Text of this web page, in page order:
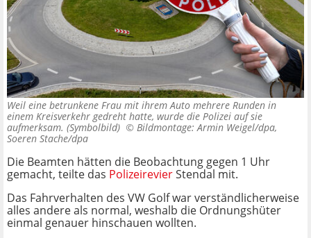
Weil eine betrunkene Frau mit ihrem Auto mehrere Runden in
einem Kreisverkehr gedreht hatte, wurde die Polizei auf sie
aufmerksam. (Symbolbild) © Bildmontage: Armin Weigel/dpa,
Soeren Stache/dpa
Die Beamten hätten die Beobachtung gegen 1 Uhr
gemacht, teilte das PolizeirevierStendal mit.
Das Fahrverhalten des VW Golf war verständlicherweise
alles andere als normal, weshalb die Ordnungshüter
einmal genauer hinschauen wollten.